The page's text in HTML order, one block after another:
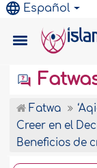
Español
Fatwa
Creer en el
Beneficios de